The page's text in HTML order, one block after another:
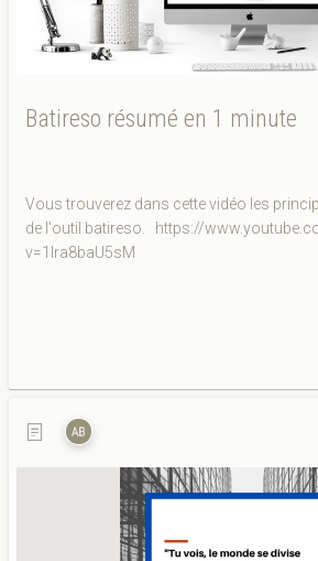
Batireso résumé en 1 minute
Vous trouverez dans cette vidéo les
de l'outil batireso. https://
v=1Ira8baU5sM